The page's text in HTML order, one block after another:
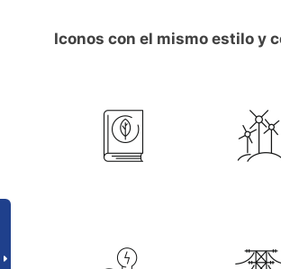
Iconos con el mismo estilo y